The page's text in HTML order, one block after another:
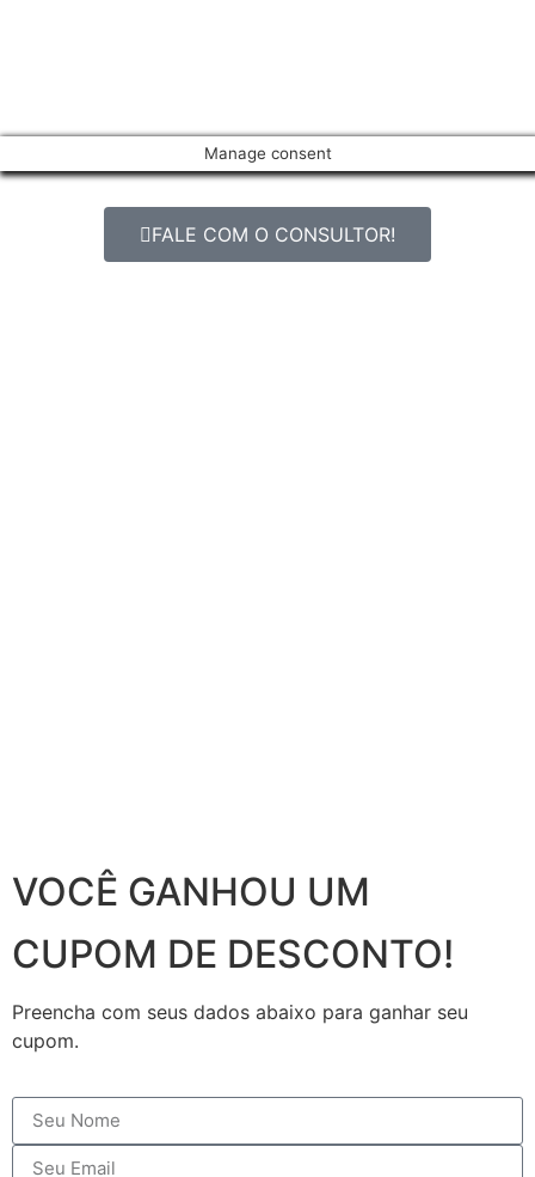
Manage consent
FALE COM O CONSULTOR!
VOCÊ GANHOU UM
CUPOM DE DESCONTO!
Preencha com seus dados abaixo para ganhar seu
cupom.